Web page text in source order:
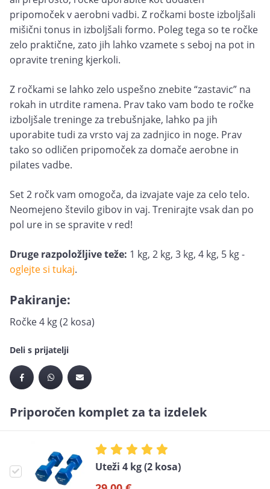
pripomoček v aerobni vadbi. Z ročkami boste izboljšali
mišični tonus in izboljšali formo. Poleg tega so te ročke
zelo praktične, zato jih lahko vzamete s seboj na pot in
opravite trening kjerkoli.
Z ročkami se lahko zelo uspešno znebite “zastavic” na
rokah in utrdite ramena. Prav tako vam bodo te ročke
izboljšale treninge za trebušnjake, lahko pa jih
uporabite tudi za vrsto vaj za zadnjico in noge. Prav
tako so odličen pripomoček za domače aerobne in
pilates vadbe.
Set 2 ročk vam omogoča, da izvajate vaje za celo telo.
Neomejeno število gibov in vaj. Trenirajte vsak dan po
pol ure in se spravite v red!
Druge razpoložljive teže: 1 kg, 2 kg, 3 kg, 4 kg, 5 kg -
oglejte si tukaj.
Pakiranje:
Ročke 4 kg (2 kosa)
Deli s prijatelji
Priporočen komplet za ta izdelek
Uteži 4 kg (2 kosa)